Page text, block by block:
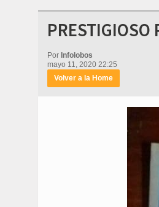
PRESTIGIOSO
Por Infolobos
mayo 11, 2020 22:25
Volver a la Home